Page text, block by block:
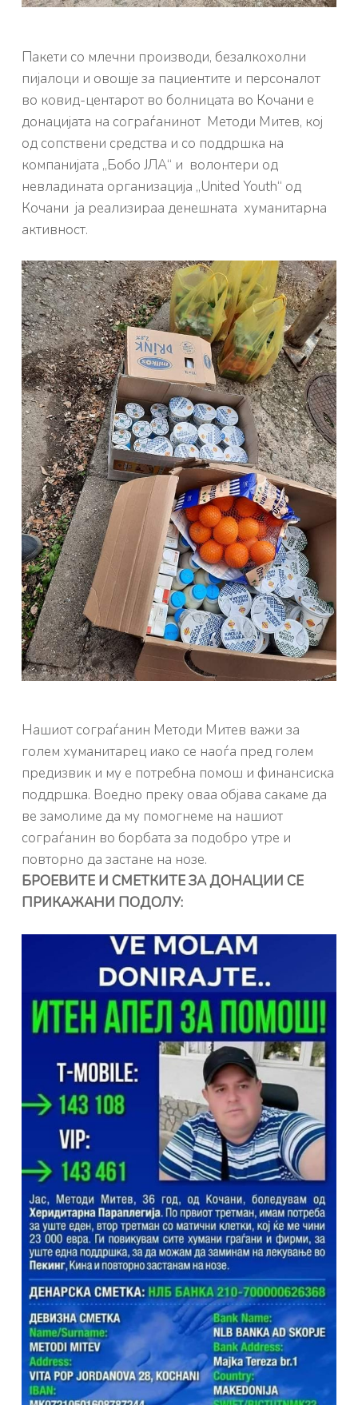
Пакети со млечни производи, безалкохолни
пијалоци и овошје за пациентите и персоналот
во ковид-центарот во болницата во Кочани е
донацијата на сограѓанинот Методи Митев, кој
од сопствени средства и со поддршка на
компанијата „Бобо ЈЛА“ и волонтери од
невладината организација „United Youth“ од
Кочани ја реализираа денешната хуманитарна
активност.
Нашиот сограѓанин Методи Митев важи за
голем хуманитарец иако се наоѓа пред голем
предизвик и му е потребна помош и финансиска
поддршка. Воедно преку оваа објава сакаме да
ве замолиме да му помогнеме на нашиот
сограѓанин во борбата за подобро утре и
повторно да застане на нозе.
БРОЕВИТЕ И СМЕТКИТЕ ЗА ДОНАЦИИ СЕ
ПРИКАЖАНИ ПОДОЛУ: